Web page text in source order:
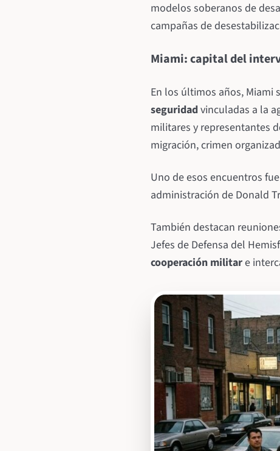
modelos soberanos de
campañas de
Miami: capital del
En los últimos años, Miami
seguridadvinculadas a la
militares y representantes
migración, crimen
Uno de esos encuentros
administración de Donald
También destacan
Jefes de Defensa del
cooperación militare